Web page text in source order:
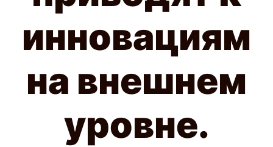
инновациям
на внешнем
уровне.